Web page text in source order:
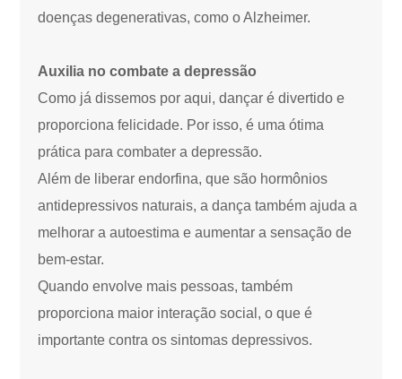
doenças degenerativas, como o Alzheimer.
Auxilia no combate a depressão
Como já dissemos por aqui, dançar é divertido e
proporciona felicidade. Por isso, é uma ótima
prática para combater a depressão.
Além de liberar endorfina, que são hormônios
antidepressivos naturais, a dança também ajuda a
melhorar a autoestima e aumentar a sensação de
bem-estar.
Quando envolve mais pessoas, também
proporciona maior interação social, o que é
importante contra os sintomas depressivos.